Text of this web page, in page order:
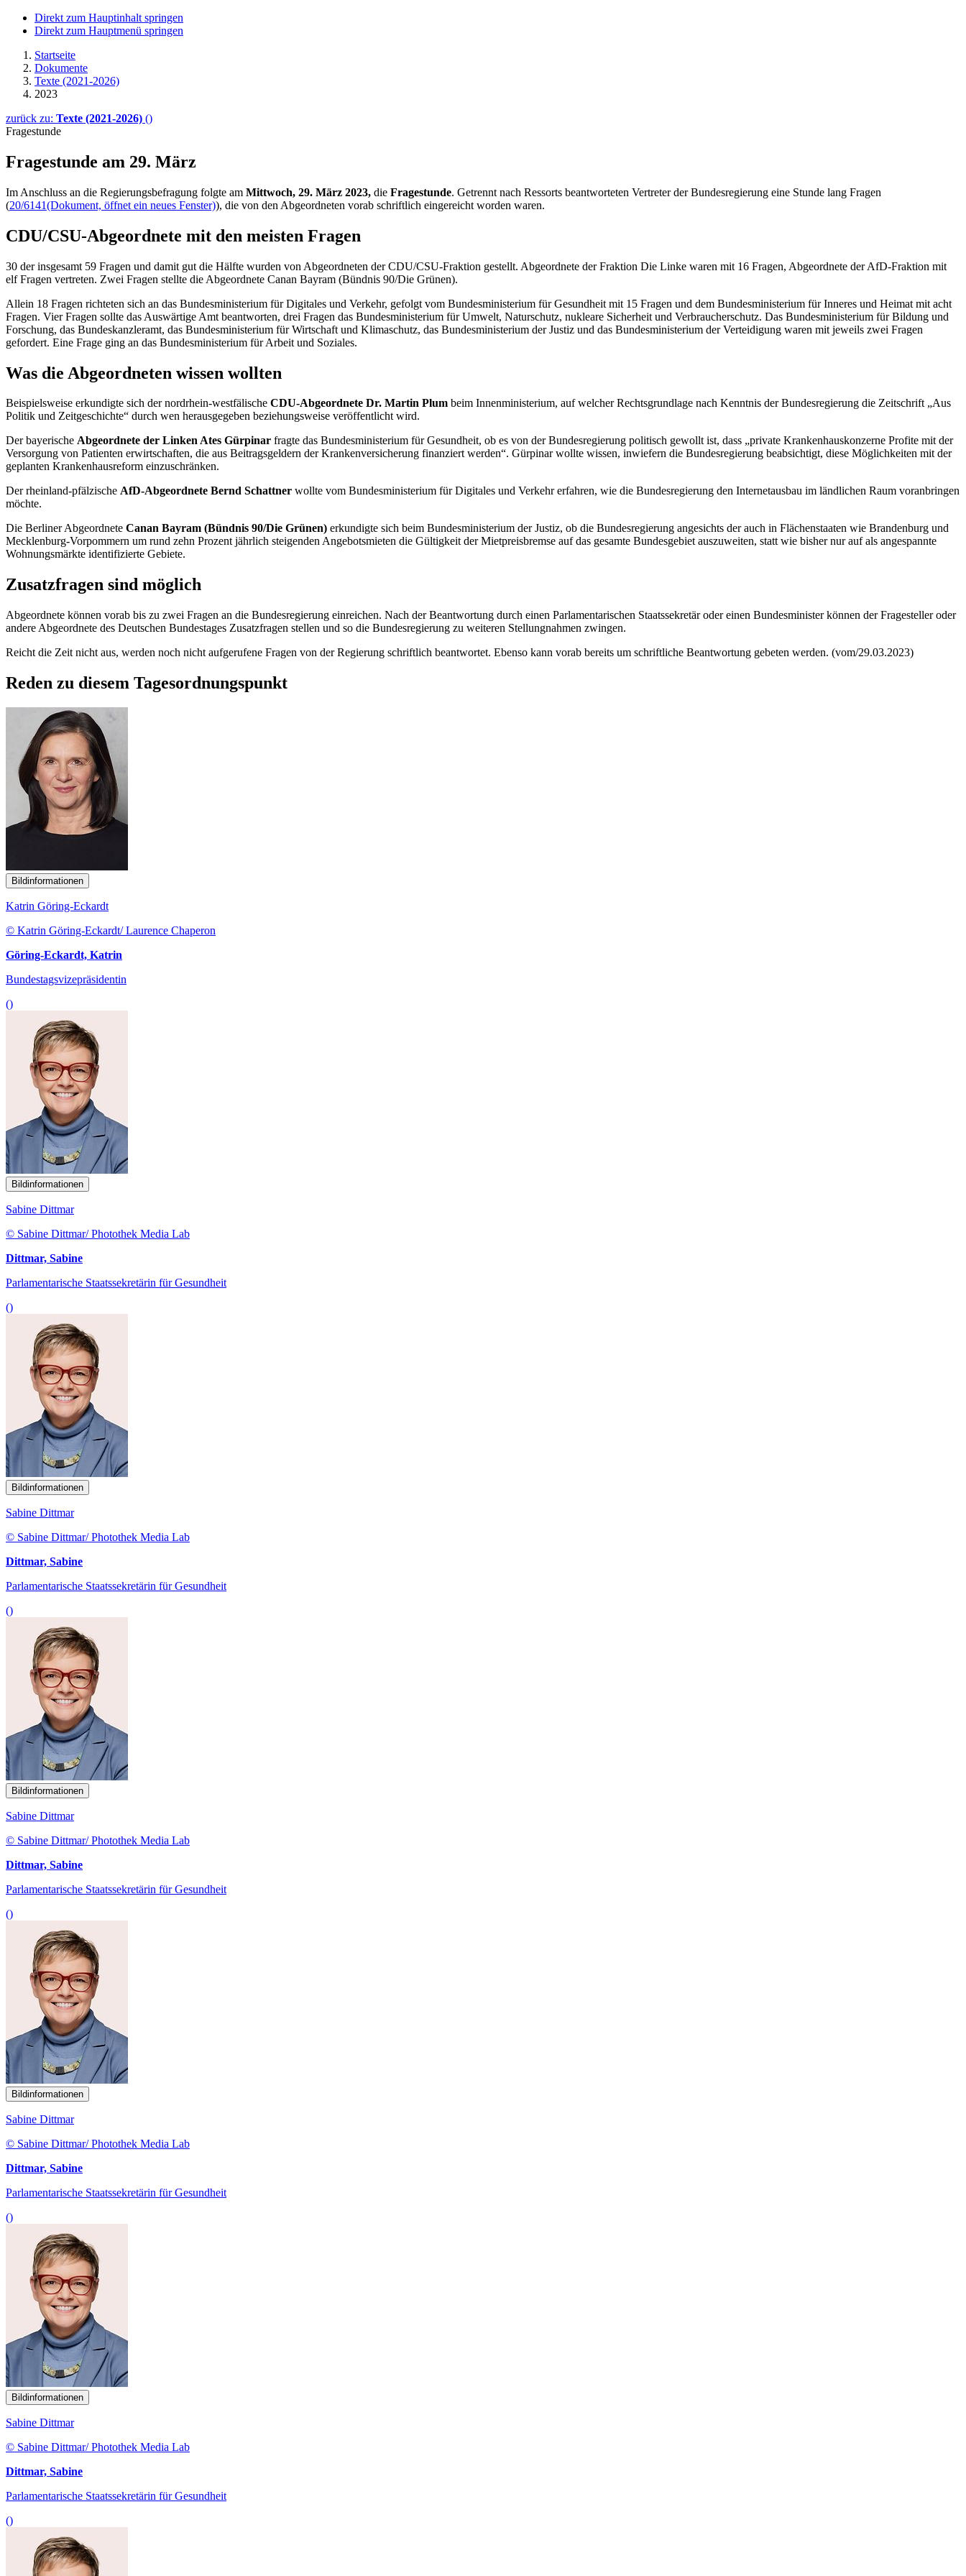
Direkt zum Hauptinhalt springen
Direkt zum Hauptmenü springen
Startseite
Dokumente
Texte (2021-2026)
2023
zurück zu: Texte (2021-2026) ()
Fragestunde
Fragestunde am 29. März
Im Anschluss an die Regierungsbefragung folgte am Mittwoch, 29. März 2023, die Fragestunde. Getrennt nach Ressorts beantworteten Vertreter der Bundesregierung eine Stunde lang Fragen
(20/6141(Dokument, öffnet ein neues Fenster)), die von den Abgeordneten vorab schriftlich eingereicht worden waren.
CDU/CSU-Abgeordnete mit den meisten Fragen
30 der insgesamt 59 Fragen und damit gut die Hälfte wurden von Abgeordneten der CDU/CSU-Fraktion gestellt. Abgeordnete der Fraktion Die Linke waren mit 16 Fragen, Abgeordnete der AfD-Fraktion mit
elf Fragen vertreten. Zwei Fragen stellte die Abgeordnete Canan Bayram (Bündnis 90/Die Grünen).
Allein 18 Fragen richteten sich an das Bundesministerium für Digitales und Verkehr, gefolgt vom Bundesministerium für Gesundheit mit 15 Fragen und dem Bundesministerium für Inneres und Heimat mit acht
Fragen. Vier Fragen sollte das Auswärtige Amt beantworten, drei Fragen das Bundesministerium für Umwelt, Naturschutz, nukleare Sicherheit und Verbraucherschutz. Das Bundesministerium für Bildung und
Forschung, das Bundeskanzleramt, das Bundesministerium für Wirtschaft und Klimaschutz, das Bundesministerium der Justiz und das Bundesministerium der Verteidigung waren mit jeweils zwei Fragen
gefordert. Eine Frage ging an das Bundesministerium für Arbeit und Soziales.
Was die Abgeordneten wissen wollten
Beispielsweise erkundigte sich der nordrhein-westfälische CDU-Abgeordnete Dr. Martin Plum beim Innenministerium, auf welcher Rechtsgrundlage nach Kenntnis der Bundesregierung die Zeitschrift „Aus
Politik und Zeitgeschichte“ durch wen herausgegeben beziehungsweise veröffentlicht wird.
Der bayerische Abgeordnete der LinkenAtes Gürpinar fragte das Bundesministerium für Gesundheit, ob es von der Bundesregierung politisch gewollt ist, dass „private Krankenhauskonzerne Profite mit der
Versorgung von Patienten erwirtschaften, die aus Beitragsgeldern der Krankenversicherung finanziert werden“. Gürpinar wollte wissen, inwiefern die Bundesregierung beabsichtigt, diese Möglichkeiten mit der
geplanten Krankenhausreform einzuschränken.
Der rheinland-pfälzische AfD-Abgeordnete Bernd Schattner wollte vom Bundesministerium für Digitales und Verkehr erfahren, wie die Bundesregierung den Internetausbau im ländlichen Raum voranbringen
möchte.
Die Berliner Abgeordnete Canan Bayram (Bündnis 90/Die Grünen) erkundigte sich beim Bundesministerium der Justiz, ob die Bundesregierung angesichts der auch in Flächenstaaten wie Brandenburg und
Mecklenburg-Vorpommern um rund zehn Prozent jährlich steigenden Angebotsmieten die Gültigkeit der Mietpreisbremse auf das gesamte Bundesgebiet auszuweiten, statt wie bisher nur auf als angespannte
Wohnungsmärkte identifizierte Gebiete.
Zusatzfragen sind möglich
Abgeordnete können vorab bis zu zwei Fragen an die Bundesregierung einreichen. Nach der Beantwortung durch einen Parlamentarischen Staatssekretär oder einen Bundesminister können der Fragesteller oder
andere Abgeordnete des Deutschen Bundestages Zusatzfragen stellen und so die Bundesregierung zu weiteren Stellungnahmen zwingen.
Reicht die Zeit nicht aus, werden noch nicht aufgerufene Fragen von der Regierung schriftlich beantwortet. Ebenso kann vorab bereits um schriftliche Beantwortung gebeten werden. (vom/29.03.2023)
Reden zu diesem Tagesordnungspunkt
Bildinformationen
Katrin Göring-Eckardt
© Katrin Göring-Eckardt/ Laurence Chaperon
Göring-Eckardt, Katrin
Bundestagsvizepräsidentin
()
Bildinformationen
Sabine Dittmar
© Sabine Dittmar/ Photothek Media Lab
Dittmar, Sabine
Parlamentarische Staatssekretärin für Gesundheit
()
Bildinformationen
Sabine Dittmar
© Sabine Dittmar/ Photothek Media Lab
Dittmar, Sabine
Parlamentarische Staatssekretärin für Gesundheit
()
Bildinformationen
Sabine Dittmar
© Sabine Dittmar/ Photothek Media Lab
Dittmar, Sabine
Parlamentarische Staatssekretärin für Gesundheit
()
Bildinformationen
Sabine Dittmar
© Sabine Dittmar/ Photothek Media Lab
Dittmar, Sabine
Parlamentarische Staatssekretärin für Gesundheit
()
Bildinformationen
Sabine Dittmar
© Sabine Dittmar/ Photothek Media Lab
Dittmar, Sabine
Parlamentarische Staatssekretärin für Gesundheit
()